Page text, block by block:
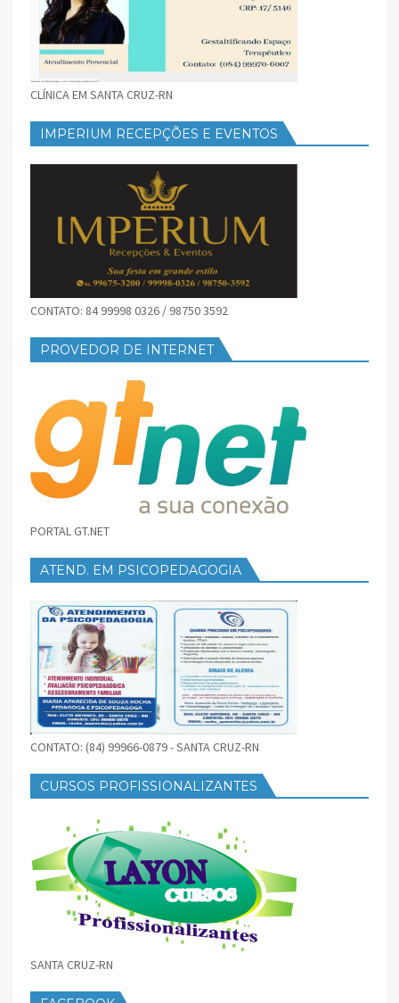
CLÍNICA EM SANTA CRUZ-RN
IMPERIUM RECEPÇÕES E EVENTOS
CONTATO: 84 99998 0326 / 98750 3592
PROVEDOR DE INTERNET
PORTAL GT.NET
ATEND. EM PSICOPEDAGOGIA
CONTATO: (84) 99966-0879 - SANTA CRUZ-RN
CURSOS PROFISSIONALIZANTES
SANTA CRUZ-RN